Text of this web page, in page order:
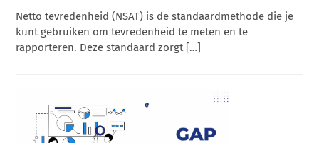
Netto tevredenheid (NSAT) is de standaardmethode die je
kunt gebruiken om tevredenheid te meten en te
rapporteren. Deze standaard zorgt […]